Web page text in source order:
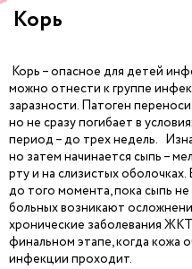
Корь
Корь – опасное для детей
можно отнести к группе
заразности. Патоген
но не сразу погибает в
период – до трех недель.
но затем начинается сыпь –
рту и на слизистых
до того момента, пока сыпь не
больных возникают
хронические заболевания
финальном этапе, когда кожа
инфекции проходит.